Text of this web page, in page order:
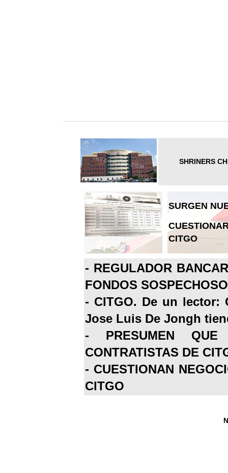
SHRINERS
SURGEN
CITGO
- REGULADOR
FONDOS
- CITGO. De un lector:
Jose Luis De Jongh
- PRESUMEN
CONTRATISTAS DE
- CUESTIONAN
CITGO